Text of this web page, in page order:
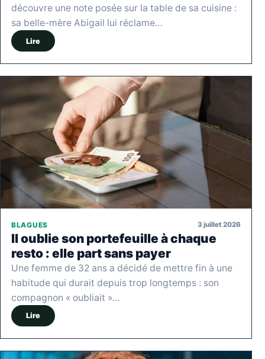
découvre une note posée sur la table de sa cuisine :
sa belle-mère Abigail lui réclame…
Lire
BLAGUES 3 juillet 2026
Il oublie son portefeuille à chaque
resto : elle part sans payer
Une femme de 32 ans a décidé de mettre fin à une
habitude qui durait depuis trop longtemps : son
compagnon « oubliait »…
Lire